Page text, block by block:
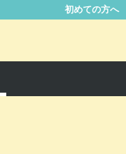
初めての方へ